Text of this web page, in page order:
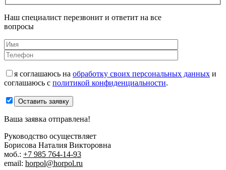
Наш специалист перезвонит и ответит на все
вопросы
я соглашаюсь на обработку своих персональных данных и
соглашаюсь с политикой конфиденциальности.
Оставить заявку
Ваша заявка отправлена!
Руководство осуществляет
Борисова Наталия Викторовна
моб.: +7 985 764-14-93
email: horpol@horpol.ru